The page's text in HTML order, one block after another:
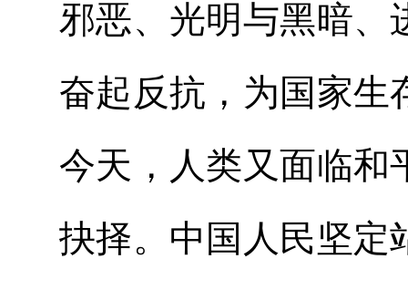
邪恶、光明与黑暗、
奋起反抗，为国家生
今天，人类又面临和
抉择。中国人民坚定